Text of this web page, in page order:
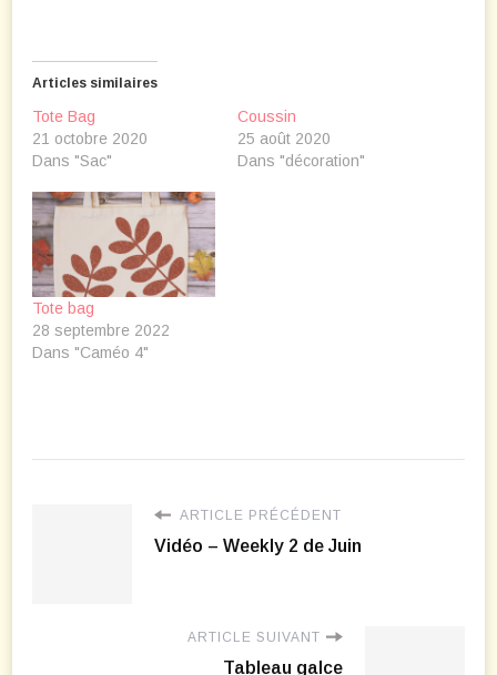
Articles similaires
Tote Bag
21 octobre 2020
Dans "Sac"
Coussin
25 août 2020
Dans "décoration"
Tote bag
28 septembre 2022
Dans "Caméo 4"
ARTICLE PRÉCÉDENT
Vidéo – Weekly 2 de Juin
ARTICLE SUIVANT
Tableau galce